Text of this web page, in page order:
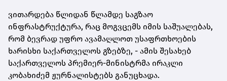
ვითარდება წლიდან წლამდე საგზაო
ინფრასტრუქტურა, რაც მოგვცემს იმის საშუალებას,
რომ ბევრად უფრო ავამაღლოთ უსაფრთხოების
ხარისხი საქართველოს გზებზე, - ამის შესახებ
საქართველოს პრემიერ-მინისტრმა ირაკლი
კობახიძემ ჟურნალისტებს განუცხადა.